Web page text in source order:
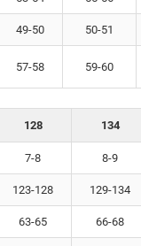
49-50 50-51
57-58 59-60
128 134
7-8 8-9
123-128 129-134
63-65 66-68